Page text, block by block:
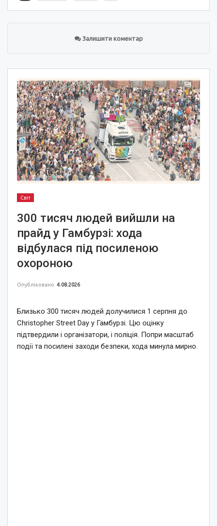
Залишити коментар
Світ
300 тисяч людей вийшли на
прайд у Гамбурзі: хода
відбулася під посиленою
охороною
Опубліковано 4.08.2026
Близько 300 тисяч людей долучилися 1 серпня до
Christopher Street Day у Гамбурзі. Цю оцінку
підтвердили і організатори, і поліція. Попри масштаб
події та посилені заходи безпеки, хода минула мирно.